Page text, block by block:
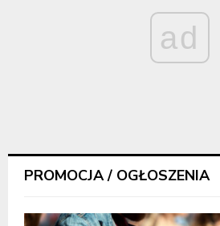
ad
PROMOCJA / OGŁOSZENIA